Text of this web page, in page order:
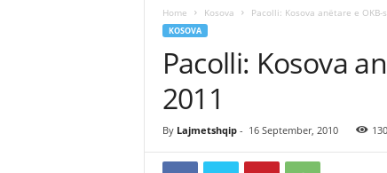
Home Kosova Pacolli: Kosova anëtare e
KOSOVA
Pacolli: Kosova
2011
By Lajmetshqip- 16 September, 2010